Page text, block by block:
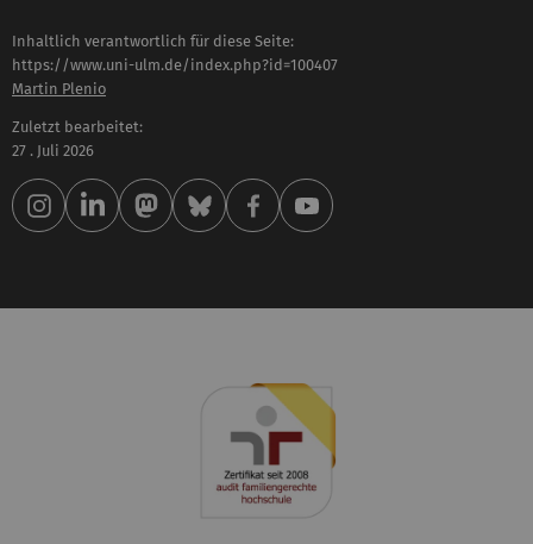
Inhaltlich verantwortlich für diese Seite:
https://www.uni-ulm.de/index.php?id=100407
Martin Plenio
Zuletzt bearbeitet:
27 . Juli 2026